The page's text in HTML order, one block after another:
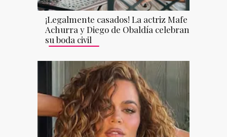
¡Legalmente casados! La actriz Mafe
Achurra y Diego de Obaldía celebran
su boda civil